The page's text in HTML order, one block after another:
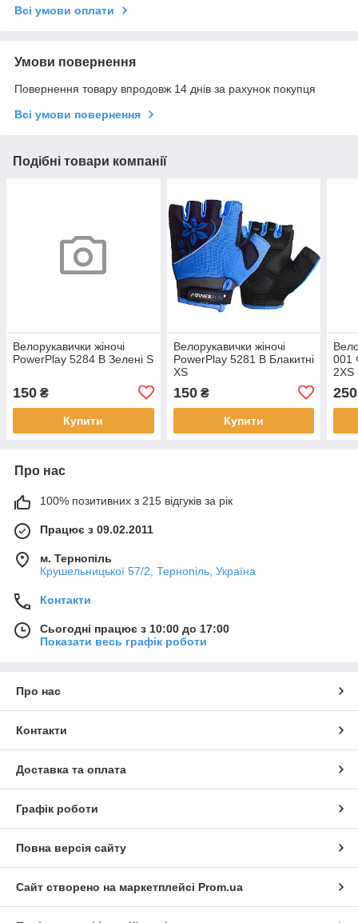
Всі умови оплати
Умови повернення
Повернення товару впродовж 14 днів за рахунок покупця
Всі умови повернення
Подібні товари компанії
Велорукавички жіночі
PowerPlay 5284 B Зелені S
150 ₴
Купити
Велорукавички жіночі
PowerPlay 5281 B Блакитні
XS
150₴
Купити
001
2XS
250
Про нас
100% позитивних з 215 відгуків за рік
Працює з 09.02.2011
м. Тернопіль
Крушельницької 57/2, Тернопіль, Україна
Контакти
Сьогодні працює з 10:00 до 17:00
Показати весь графік роботи
Про нас
Контакти
Доставка та оплата
Графік роботи
Повна версія сайту
Сайт створено на маркетплейсі Prom.ua